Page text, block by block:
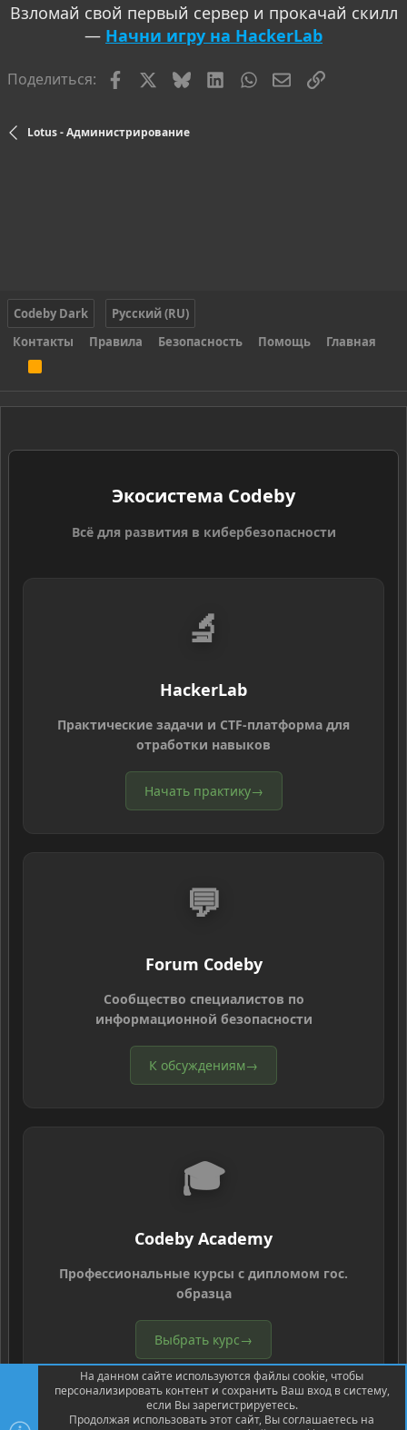
Взломай свой первый сервер и прокачай скилл
— Начни игру на HackerLab
Поделиться: FacebookBlueskyLinkedInWhatsAppЭлектронная
Ссылка
Lotus - Администрирование
Codeby Dark
Русский (RU)
Контакты
Правила Безопасность Помощь Главная
S
Экосистема Codeby
Всё для развития в кибербезопасности
🔬
HackerLab
Практические задачи и CTF-платформа для
отработки навыков
Начать практику→
💬
Forum Codeby
Сообщество специалистов по
информационной безопасности
К обсуждениям→
🎓
Codeby Academy
Профессиональные курсы с дипломом гос.
образца
Выбрать курс→
На данном сайте используются файлы cookie, чтобы
персонализировать контент и сохранить Ваш вход в систему,
если Вы зарегистрируетесь.
Продолжая использовать этот сайт, Вы соглашаетесь на